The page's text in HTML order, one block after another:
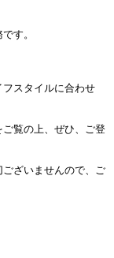
す。
スタイルに合わせ
覧の上、ぜひ、ご登
ざいませんので、ご